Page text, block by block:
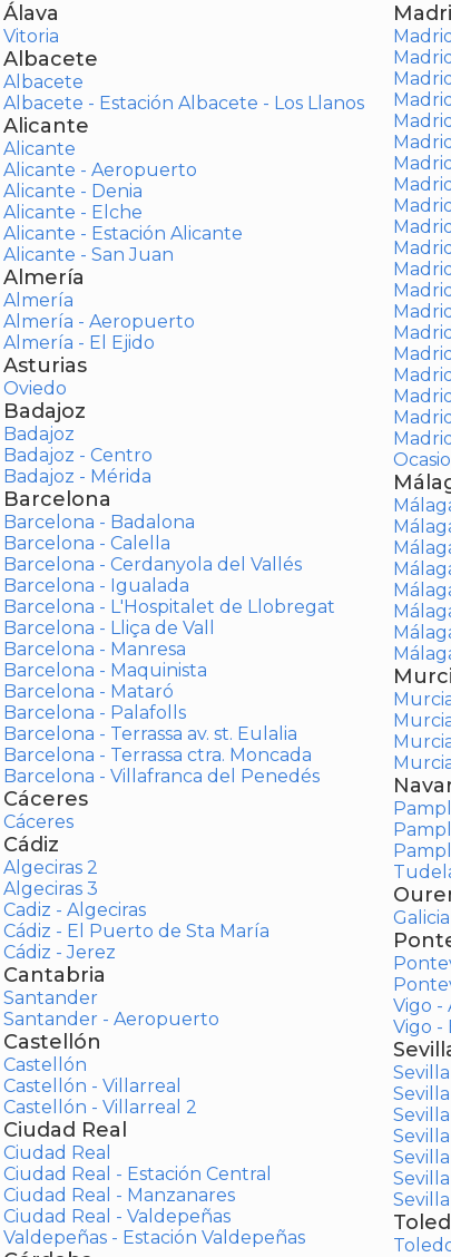
Álava
Vitoria
Albacete
Albacete
Albacete - Estación Albacete - Los Llanos
Alicante
Alicante
Alicante - Aeropuerto
Alicante - Denia
Alicante - Elche
Alicante - Estación Alicante
Alicante - San Juan
Almería
Almería
Almería - Aeropuerto
Almería - El Ejido
Asturias
Oviedo
Badajoz
Badajoz
Badajoz - Centro
Badajoz - Mérida
Barcelona
Barcelona - Badalona
Barcelona - Calella
Barcelona - Cerdanyola del Vallés
Barcelona - Igualada
Barcelona - L'Hospitalet de Llobregat
Barcelona - Lliça de Vall
Barcelona - Manresa
Barcelona - Maquinista
Barcelona - Mataró
Barcelona - Palafolls
Barcelona - Terrassa av. st. Eulalia
Barcelona - Terrassa ctra. Moncada
Barcelona - Villafranca del Penedés
Cáceres
Cáceres
Cádiz
Algeciras 2
Algeciras 3
Cadiz - Algeciras
Cádiz - El Puerto de Sta María
Cádiz - Jerez
Cantabria
Santander
Santander - Aeropuerto
Castellón
Castellón
Castellón - Villarreal
Castellón - Villarreal 2
Ciudad Real
Ciudad Real
Ciudad Real - Estación Central
Ciudad Real - Manzanares
Ciudad Real - Valdepeñas
Valdepeñas - Estación Valdepeñas
Vigo -
Vigo -
Sevilla